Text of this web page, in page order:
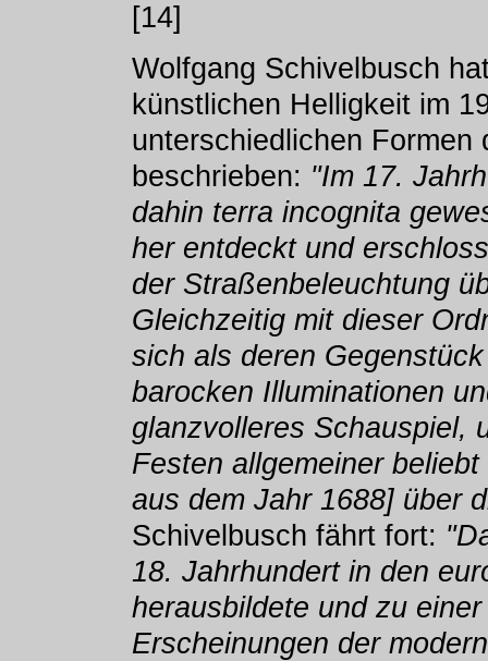
[14]
Wolfgang Schivelbusch
künstlichen Helligkeit im
unterschiedlichen Formen
beschrieben: "Im 17.
dahin terra incognita
her entdeckt und
der Straßenbeleuchtung
Gleichzeitig mit dieser
sich als deren
barocken Illuminationen
glanzvolleres Schauspiel,
Festen allgemeiner
aus dem Jahr 1688] über
Schivelbusch fährt fort:
18. Jahrhundert in den
herausbildete und zu
Erscheinungen der